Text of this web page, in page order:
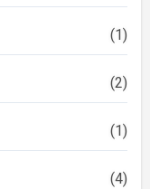
(1)
(2)
(1)
(4)